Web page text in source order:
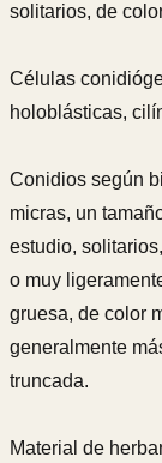
solitarios, de
Células
holoblásticas,
Conidios según
micras, un
estudio,
o muy
gruesa, de color
generalmente
truncada.
Material de